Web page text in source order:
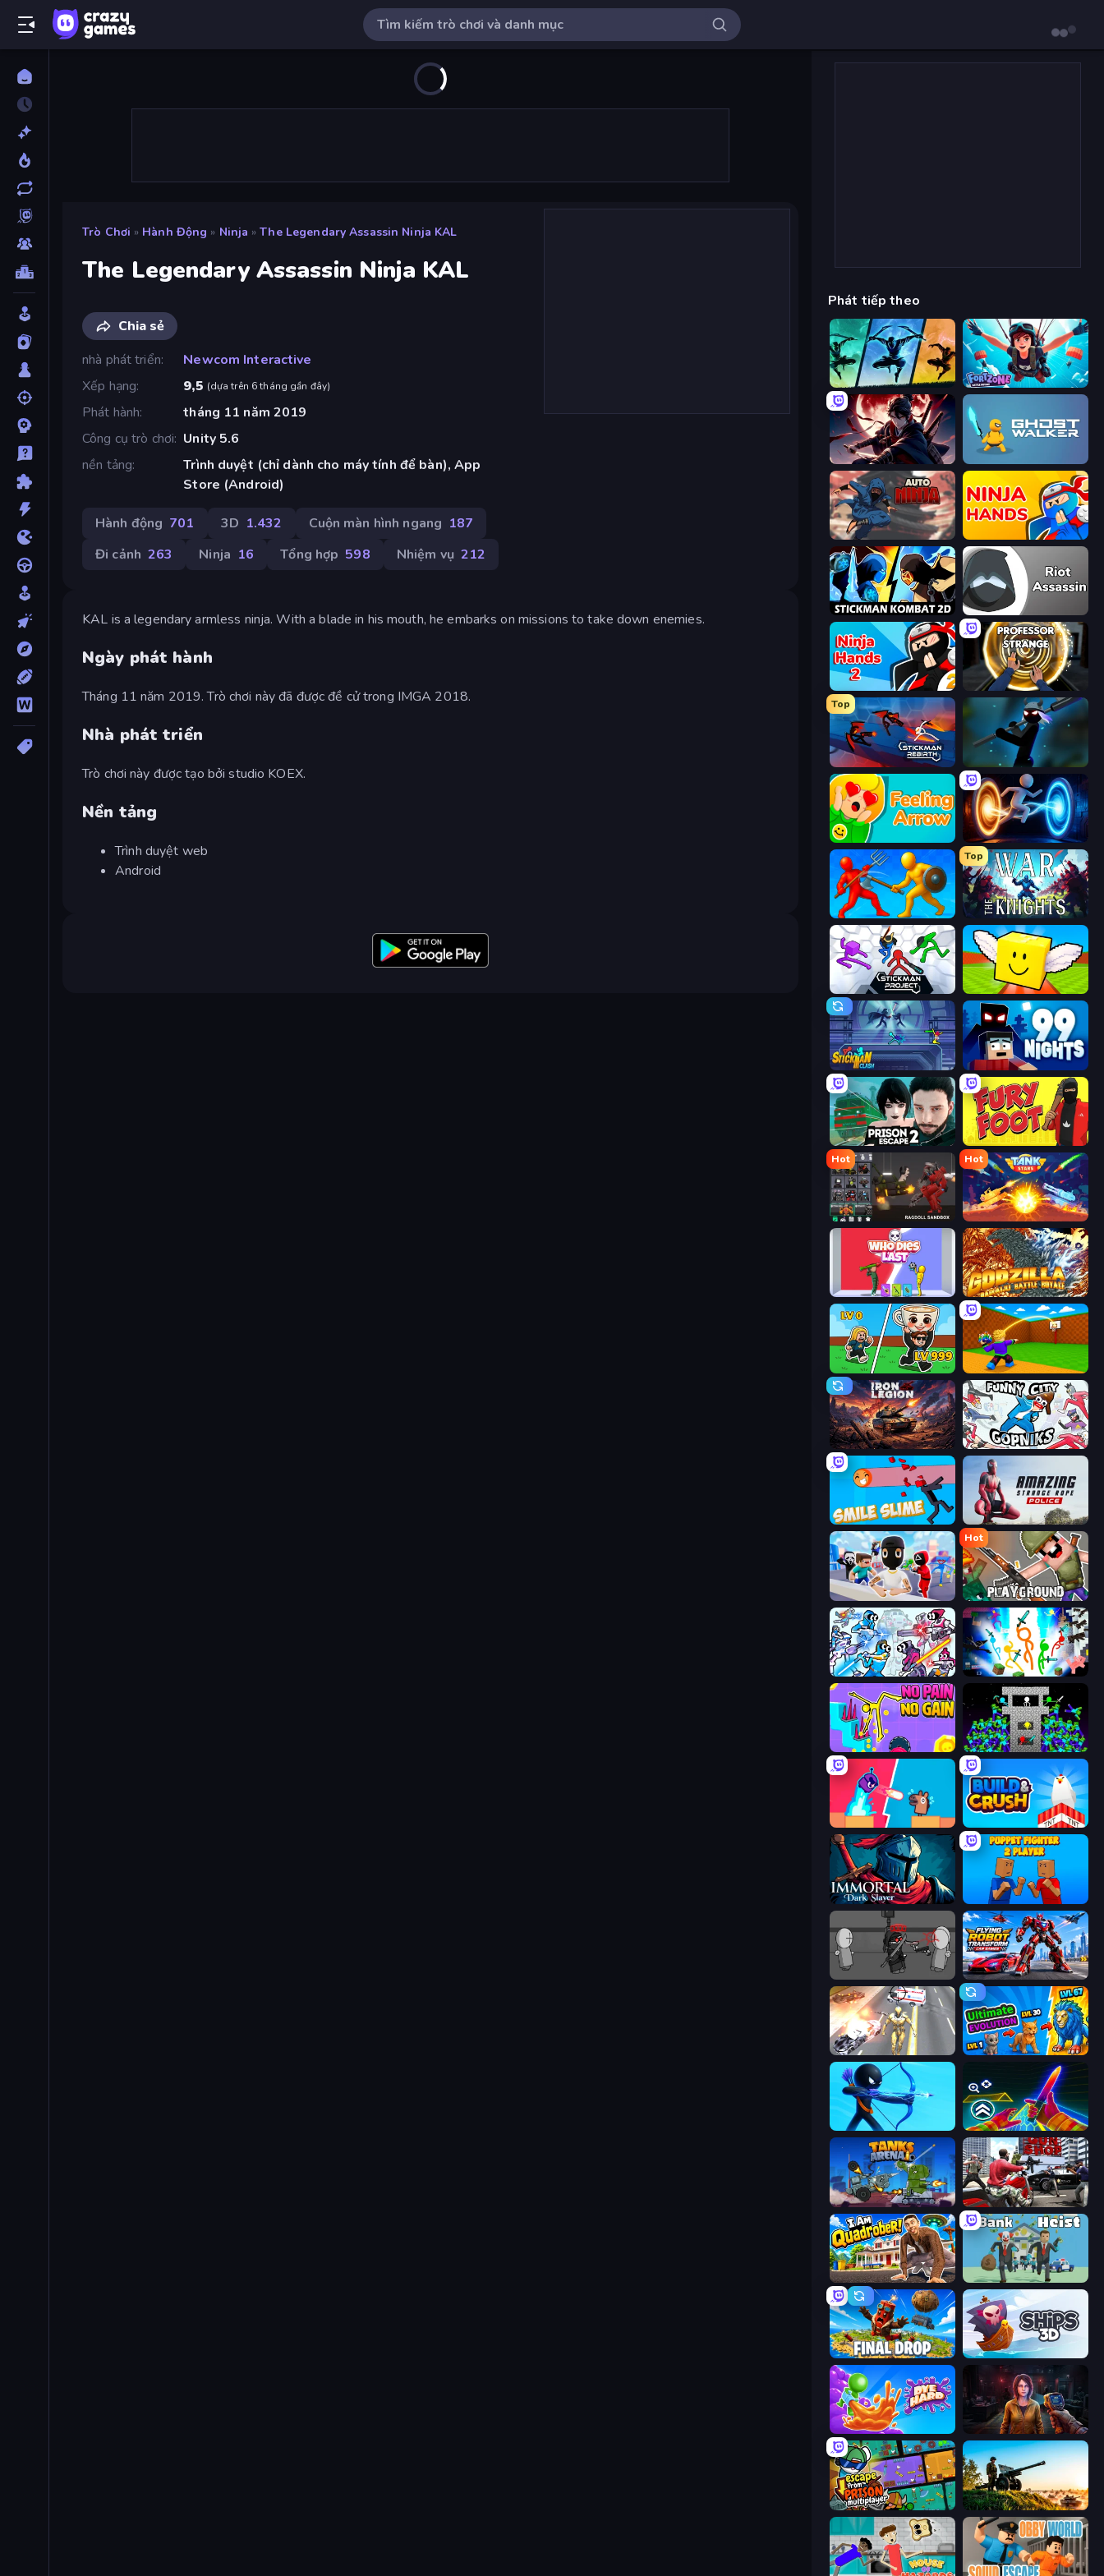
Trò Chơi » Hành Động » Ninja » The Legendary Assassin Ninja KAL
The Legendary Assassin Ninja KAL
Chia sẻ
nhà phát triển
Newcom Interactive
Xếp hạng
9,5 (dựa trên 6 tháng gần đây)
Phát hành
tháng 11 năm 2019
Công cụ trò chơi Unity 5.6
nền tảng
Trình duyệt (chỉ dành cho máy tính để bàn), App
Store (Android)
Hành động 701 3D 1.432 Cuộn màn hình ngang 187
Đi cảnh 263 Ninja 16 Tổng hợp 598 Nhiệm vụ 212
KAL is a legendary armless ninja. With a blade in his mouth, he embarks on missions to take down enemies.
Ngày phát hành
Tháng 11 năm 2019. Trò chơi này đã được đề cử trong IMGA 2018.
Nhà phát triển
Trò chơi này được tạo bởi studio KOEX.
Nền tảng
Trình duyệt web
Android
Phát tiếp theo
Shadow Ninja Revenge Fortzone Battle Royale
Samurai's Shadow
Auto Ninja Ninja Hands
Stickman Kombat 2D Riot Assassin
Ninja Hands 2 Professor Strange
Top
Stickman Rebirth Stickman Weapon Master
Feeling Arrow Portal Escape
Epic Sword Battle! Fight in Arena
Top
War the Knights
Stickman Project Lucky Brainrot Blocks Online
Stickman Clash 99 Nights (Bloxd.io)
Prison Escape 2 Fury Foot
Hot
Last Play: Ragdoll Sandbox
Hot
Tank Stars
Who Dies Last? Godzilla Daikaiju Battle Royale
Brainrot Arena Online Throw a Lucky Block
Iron Legion Funny City: Gopniks
Smile Slime Amazing Strange Rope Police
Hot
Playground
Space Wars Battleground Stickman Epic
No Pain No Gain - Ragdoll Sandbox Stick Epic Fighter
Boom Slingers ReBoom Build and Crush
Immortal: Dark Slayer Puppet Fighter 2 Player
Madness Project Nexus Flying Robot Transform Car Games
Ultimate Evolution
Archers Random Surf GO Parkour
Tanks Arena io: Craft & Combat Grand Action Simulator: New York
I Am Quadrober! Bank Heist
Final Drop Ships 3D
Dye Hard Survival Zone Zombie Outbreak
Escape From Prison Multiplayer Artillery Vs Tanks